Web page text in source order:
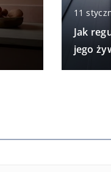
11
Jak
jego